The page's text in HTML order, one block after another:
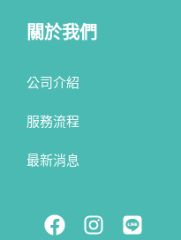
關於我們
公司介紹
服務流程
最新消息